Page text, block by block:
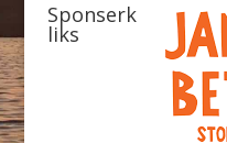
Sponserk
liks